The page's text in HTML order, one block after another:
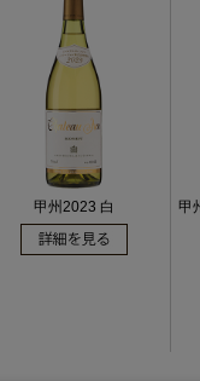
甲州2023 白
甲